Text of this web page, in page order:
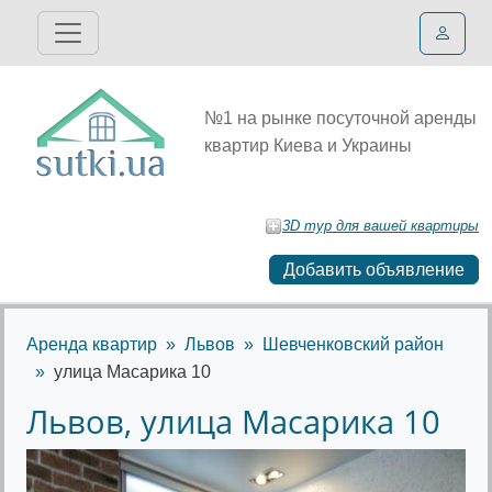
№1 на рынке посуточной аренды
квартир Киева и Украины
3D тур для вашей квартиры
Добавить объявление
Аренда квартир Львов
Шевченковский район
улица Масарика 10
Львов, улица Масарика 10